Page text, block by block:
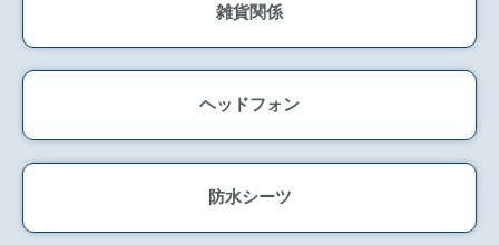
雑貨関係
ヘッドフォン
防水シーツ